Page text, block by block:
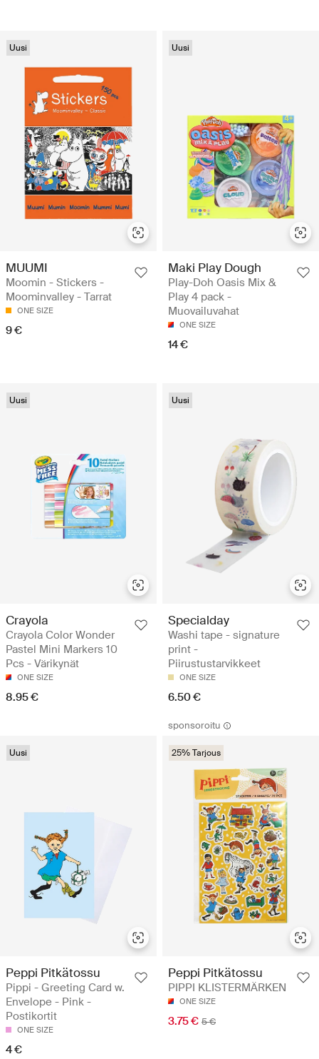
Uusi
MUUMI
Moomin - Stickers -
Moominvalley - Tarrat
ONE SIZE
9 €
Uusi
Maki Play Dough
Play-Doh Oasis Mix &
Play 4 pack -
Muovailuvahat
ONE SIZE
14 €
Uusi
Crayola
Crayola Color Wonder
Pastel Mini Markers 10
Pcs - Värikynät
ONE SIZE
8.95 €
Uusi
Specialday
Washi tape - signature
print -
Piirustustarvikkeet
ONE SIZE
6.50 €
Uusi
Peppi Pitkätossu
Pippi - Greeting Card w.
Envelope - Pink -
Postikortit
ONE SIZE
4 €
sponsoroitu
25% Tarjous
Peppi Pitkätossu
PIPPI KLISTERMÄRKEN
ONE SIZE
3.75 € 5 €